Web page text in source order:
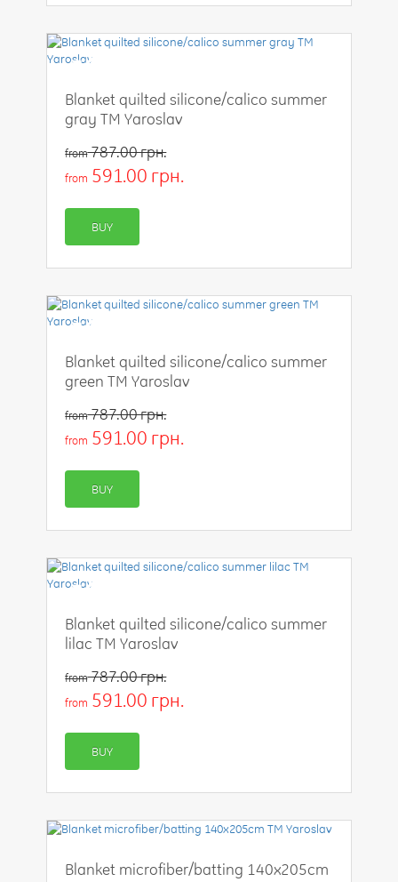
-25%
Blanket quilted silicone/calico summer
gray TM Yaroslav
from787.00 грн.
from 591.00 грн.
BUY
-25%
Blanket quilted silicone/calico summer
green TM Yaroslav
from787.00 грн.
from 591.00 грн.
BUY
-25%
Blanket quilted silicone/calico summer
lilac TM Yaroslav
from787.00 грн.
from 591.00 грн.
BUY
Blanket microfiber/batting 140x205cm